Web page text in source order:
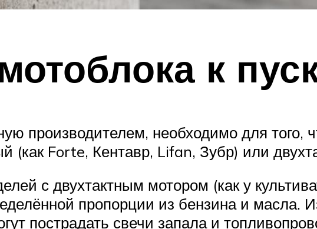
к
производителем, необходимо для того,
(как Forte, Кентавр, Lifan, Зубр) или
с двухтактным мотором (как у
пропорции из бензина и масла.
пострадать свечи запала и